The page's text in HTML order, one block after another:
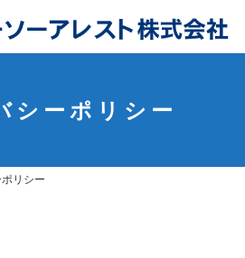
シーポリシー
リシー